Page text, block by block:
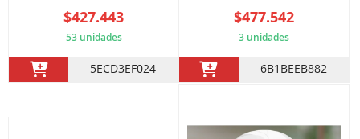
$427.443
53 unidades
5ECD3EF024
$477.542
3 unidades
6B1BEEB882